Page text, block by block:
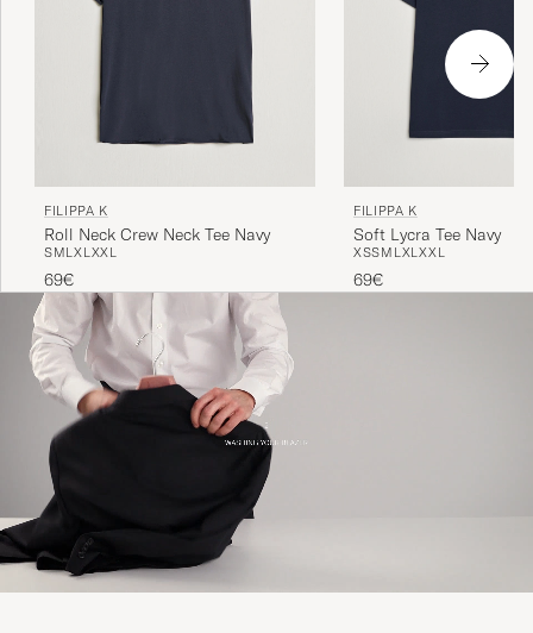
FILIPPA K
Roll Neck Crew Neck Tee Navy
SMLXLXXL
69€
FILIPPA K
Soft Lycra Tee Navy
XSSM LXLXXL
69€